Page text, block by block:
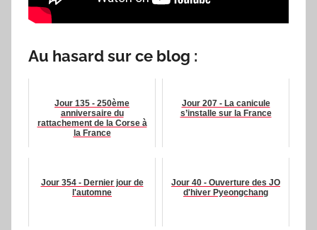
Au hasard sur ce blog :
Jour 135 - 250ème
anniversaire du
rattachement de la Corse à
la France
Jour 207 - La canicule
s’installe sur la France
Jour 354 - Dernier jour de
l'automne
Jour 40 - Ouverture des JO
d'hiver Pyeongchang